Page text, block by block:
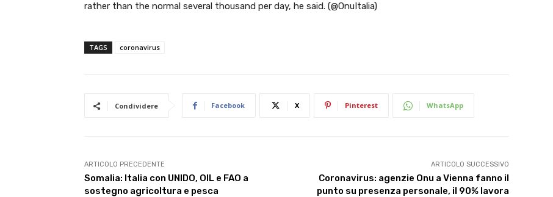
rather than the normal several thousand per day, he said. (@OnuItalia)
TAGS coronavirus
Condividere Facebook X Pinterest WhatsApp
ARTICOLO PRECEDENTE
Somalia: Italia con UNIDO, OIL e FAO a
sostegno agricoltura e pesca
ARTICOLO SUCCESSIVO
Coronavirus: agenzie Onu a Vienna fanno il
punto su presenza personale, il 90% lavora